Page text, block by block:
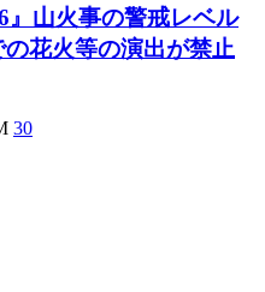
』山火事の警戒レベル
花火等の演出が禁止
30